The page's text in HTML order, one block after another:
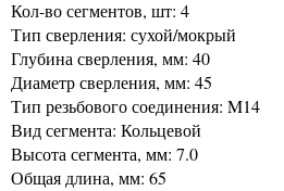
Кол-во сегментов, шт: 4
Тип сверления: сухой/мокрый
Глубина сверления, мм: 40
Диаметр сверления, мм: 45
Тип резьбового соединения: M14
Вид сегмента: Кольцевой
Высота сегмента, мм: 7.0
Общая длина, мм: 65